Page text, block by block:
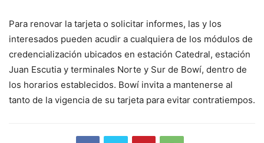
Para renovar la tarjeta o solicitar informes, las y los
interesados pueden acudir a cualquiera de los módulos de
credencialización ubicados en estación Catedral, estación
Juan Escutia y terminales Norte y Sur de Bowí, dentro de
los horarios establecidos. Bowí invita a mantenerse al
tanto de la vigencia de su tarjeta para evitar contratiempos.